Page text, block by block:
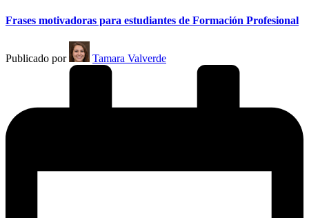
Frases motivadoras para estudiantes de Formación Profesional
Publicado por Tamara Valverde